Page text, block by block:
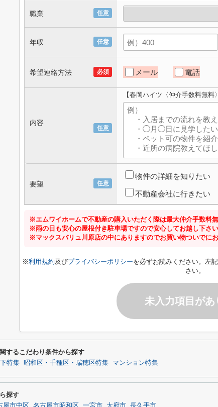
任意
職業
任意
年収
必須
希望連絡方法 メール 電話
任意
内容
【春岡ハイツ〈仲介手数料無料
任意
要望
物件の詳細を知りたい
不動産会社に行きたい
※エムワイホームで不動産の購入いただく際は最大仲介手数料
※雨の日も安心の屋根付き駐車場ですので安心してお越し下さい
※マックスバリュ川原店の中にありますのでお買い物ついでに
※利用規約及びプライバシーポリシーを必ずお読みください。左
さい。
未入力項目があ
するこだわり条件から探す
特集 昭和区・千種区・瑞穂区特集 マンション特集
探す
屋市中区 名古屋市昭和区 一宮市 大府市 長久手市